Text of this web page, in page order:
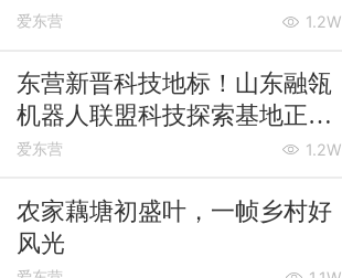
爱东营 1.2W
东营新晋科技地标！山东融瓴
机器人联盟科技探索基地正式
开园
爱东营 1.2W
农家藕塘初盛叶，一帧乡村好
风光